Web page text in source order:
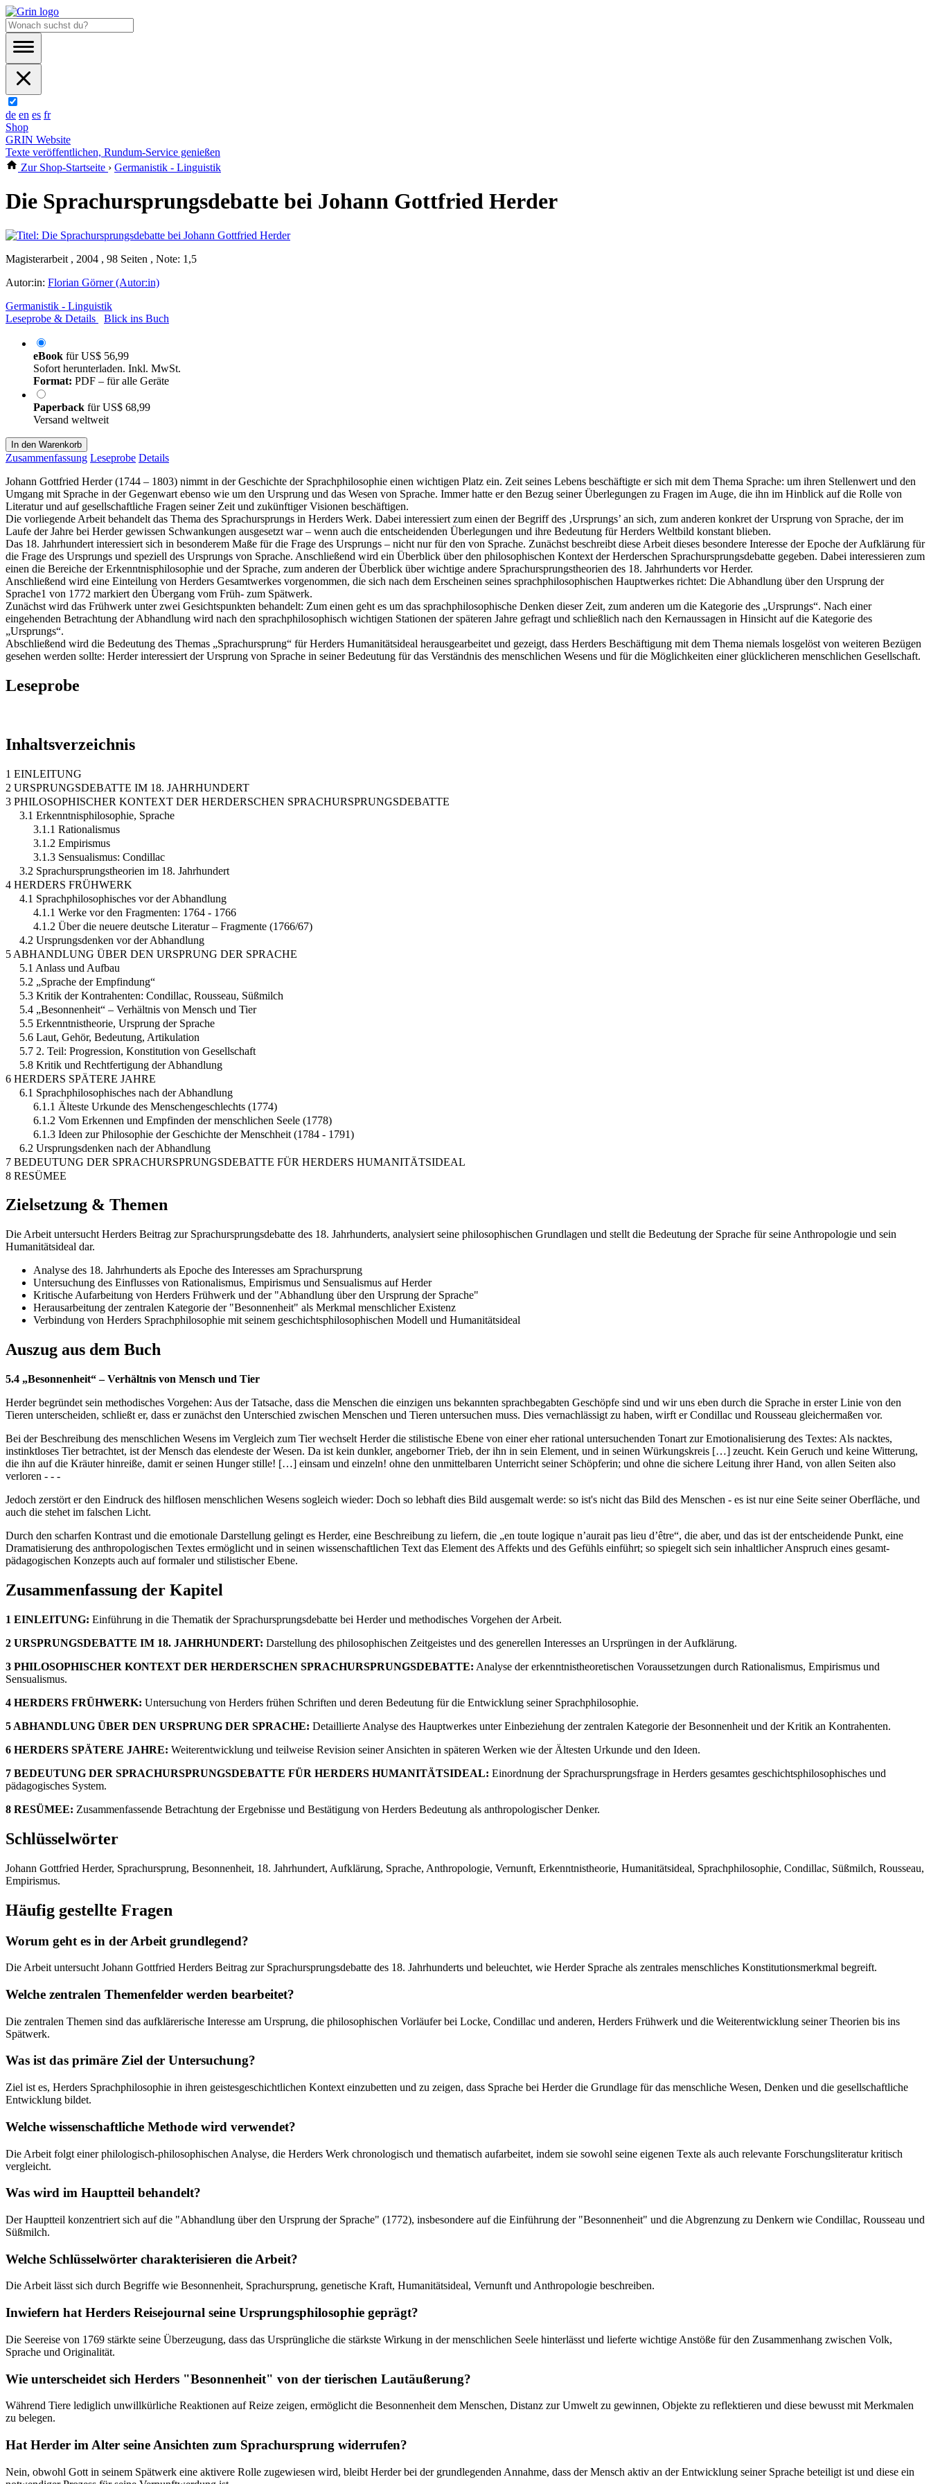
de en es fr
Shop
GRIN Website
Texte veröffentlichen, Rundum-Service genießen
Zur Shop-Startseite › Germanistik - Linguistik
Die Sprachursprungsdebatte bei Johann Gottfried Herder
Magisterarbeit , 2004 , 98 Seiten , Note: 1,5
Autor:in: Florian Görner (Autor:in)
Germanistik - Linguistik
Leseprobe & Details
Blick ins Buch
eBook fürUS$ 56,99
Sofort herunterladen. Inkl. MwSt.
Format: PDF – für alle Geräte
Paperback fürUS$ 68,99
Versand weltweit
In den Warenkorb
Zusammenfassung Leseprobe Details
Johann Gottfried Herder (1744 – 1803) nimmt in der Geschichte der Sprachphilosophie einen wichtigen Platz ein. Zeit seines Lebens beschäftigte er sich mit dem Thema Sprache: um ihren Stellenwert und den
Umgang mit Sprache in der Gegenwart ebenso wie um den Ursprung und das Wesen von Sprache. Immer hatte er den Bezug seiner Überlegungen zu Fragen im Auge, die ihn im Hinblick auf die Rolle von
Literatur und auf gesellschaftliche Fragen seiner Zeit und zukünftiger Visionen beschäftigen.
Die vorliegende Arbeit behandelt das Thema des Sprachursprungs in Herders Werk. Dabei interessiert zum einen der Begriff des ‚Ursprungs’ an sich, zum anderen konkret der Ursprung von Sprache, der im
Laufe der Jahre bei Herder gewissen Schwankungen ausgesetzt war – wenn auch die entscheidenden Überlegungen und ihre Bedeutung für Herders Weltbild konstant blieben.
Das 18. Jahrhundert interessiert sich in besonderem Maße für die Frage des Ursprungs – nicht nur für den von Sprache. Zunächst beschreibt diese Arbeit dieses besondere Interesse der Epoche der Aufklärung für
die Frage des Ursprungs und speziell des Ursprungs von Sprache. Anschließend wird ein Überblick über den philosophischen Kontext der Herderschen Sprachursprungsdebatte gegeben. Dabei interessieren zum
einen die Bereiche der Erkenntnisphilosophie und der Sprache, zum anderen der Überblick über wichtige andere Sprachursprungstheorien des 18. Jahrhunderts vor Herder.
Anschließend wird eine Einteilung von Herders Gesamtwerkes vorgenommen, die sich nach dem Erscheinen seines sprachphilosophischen Hauptwerkes richtet: Die Abhandlung über den Ursprung der
Sprache1 von 1772 markiert den Übergang vom Früh- zum Spätwerk.
Zunächst wird das Frühwerk unter zwei Gesichtspunkten behandelt: Zum einen geht es um das sprachphilosophische Denken dieser Zeit, zum anderen um die Kategorie des „Ursprungs“. Nach einer
eingehenden Betrachtung der Abhandlung wird nach den sprachphilosophisch wichtigen Stationen der späteren Jahre gefragt und schließlich nach den Kernaussagen in Hinsicht auf die Kategorie des
„Ursprungs“.
Abschließend wird die Bedeutung des Themas „Sprachursprung“ für Herders Humanitätsideal herausgearbeitet und gezeigt, dass Herders Beschäftigung mit dem Thema niemals losgelöst von weiteren Bezügen
gesehen werden sollte: Herder interessiert der Ursprung von Sprache in seiner Bedeutung für das Verständnis des menschlichen Wesens und für die Möglichkeiten einer glücklicheren menschlichen Gesellschaft.
Leseprobe
Inhaltsverzeichnis
1 EINLEITUNG
2 URSPRUNGSDEBATTE IM 18. JAHRHUNDERT
3 PHILOSOPHISCHER KONTEXT DER HERDERSCHEN SPRACHURSPRUNGSDEBATTE
3.1 Erkenntnisphilosophie, Sprache
3.1.1 Rationalismus
3.1.2 Empirismus
3.1.3 Sensualismus: Condillac
3.2 Sprachursprungstheorien im 18. Jahrhundert
4 HERDERS FRÜHWERK
4.1 Sprachphilosophisches vor der Abhandlung
4.1.1 Werke vor den Fragmenten: 1764 - 1766
4.1.2 Über die neuere deutsche Literatur – Fragmente (1766/67)
4.2 Ursprungsdenken vor der Abhandlung
5 ABHANDLUNG ÜBER DEN URSPRUNG DER SPRACHE
5.1 Anlass und Aufbau
5.2 „Sprache der Empfindung“
5.3 Kritik der Kontrahenten: Condillac, Rousseau, Süßmilch
5.4 „Besonnenheit“ – Verhältnis von Mensch und Tier
5.5 Erkenntnistheorie, Ursprung der Sprache
5.6 Laut, Gehör, Bedeutung, Artikulation
5.7 2. Teil: Progression, Konstitution von Gesellschaft
5.8 Kritik und Rechtfertigung der Abhandlung
6 HERDERS SPÄTERE JAHRE
6.1 Sprachphilosophisches nach der Abhandlung
6.1.1 Älteste Urkunde des Menschengeschlechts (1774)
6.1.2 Vom Erkennen und Empfinden der menschlichen Seele (1778)
6.1.3 Ideen zur Philosophie der Geschichte der Menschheit (1784 - 1791)
6.2 Ursprungsdenken nach der Abhandlung
7 BEDEUTUNG DER SPRACHURSPRUNGSDEBATTE FÜR HERDERS HUMANITÄTSIDEAL
8 RESÜMEE
Zielsetzung & Themen
Die Arbeit untersucht Herders Beitrag zur Sprachursprungsdebatte des 18. Jahrhunderts, analysiert seine philosophischen Grundlagen und stellt die Bedeutung der Sprache für seine Anthropologie und sein
Humanitätsideal dar.
Analyse des 18. Jahrhunderts als Epoche des Interesses am Sprachursprung
Untersuchung des Einflusses von Rationalismus, Empirismus und Sensualismus auf Herder
Kritische Aufarbeitung von Herders Frühwerk und der "Abhandlung über den Ursprung der Sprache"
Herausarbeitung der zentralen Kategorie der "Besonnenheit" als Merkmal menschlicher Existenz
Verbindung von Herders Sprachphilosophie mit seinem geschichtsphilosophischen Modell und Humanitätsideal
Auszug aus dem Buch
5.4 „Besonnenheit“ – Verhältnis von Mensch und Tier
Herder begründet sein methodisches Vorgehen: Aus der Tatsache, dass die Menschen die einzigen uns bekannten sprachbegabten Geschöpfe sind und wir uns eben durch die Sprache in erster Linie von den
Tieren unterscheiden, schließt er, dass er zunächst den Unterschied zwischen Menschen und Tieren untersuchen muss. Dies vernachlässigt zu haben, wirft er Condillac und Rousseau gleichermaßen vor.
Bei der Beschreibung des menschlichen Wesens im Vergleich zum Tier wechselt Herder die stilistische Ebene von einer eher rational untersuchenden Tonart zur Emotionalisierung des Textes: Als nacktes,
instinktloses Tier betrachtet, ist der Mensch das elendeste der Wesen. Da ist kein dunkler, angeborner Trieb, der ihn in sein Element, und in seinen Würkungskreis […] zeucht. Kein Geruch und keine Witterung,
die ihn auf die Kräuter hinreiße, damit er seinen Hunger stille! […] einsam und einzeln! ohne den unmittelbaren Unterricht seiner Schöpferin; und ohne die sichere Leitung ihrer Hand, von allen Seiten also
verloren - - -
Jedoch zerstört er den Eindruck des hilflosen menschlichen Wesens sogleich wieder: Doch so lebhaft dies Bild ausgemalt werde: so ist's nicht das Bild des Menschen - es ist nur eine Seite seiner Oberfläche, und
auch die stehet im falschen Licht.
Durch den scharfen Kontrast und die emotionale Darstellung gelingt es Herder, eine Beschreibung zu liefern, die „en toute logique n’aurait pas lieu d’être“, die aber, und das ist der entscheidende Punkt, eine
Dramatisierung des anthropologischen Textes ermöglicht und in seinen wissenschaftlichen Text das Element des Affekts und des Gefühls einführt; so spiegelt sich sein inhaltlicher Anspruch eines gesamt-
pädagogischen Konzepts auch auf formaler und stilistischer Ebene.
Zusammenfassung der Kapitel
1 EINLEITUNG: Einführung in die Thematik der Sprachursprungsdebatte bei Herder und methodisches Vorgehen der Arbeit.
2 URSPRUNGSDEBATTE IM 18. JAHRHUNDERT: Darstellung des philosophischen Zeitgeistes und des generellen Interesses an Ursprüngen in der Aufklärung.
3 PHILOSOPHISCHER KONTEXT DER HERDERSCHEN SPRACHURSPRUNGSDEBATTE: Analyse der erkenntnistheoretischen Voraussetzungen durch Rationalismus, Empirismus und
Sensualismus.
4 HERDERS FRÜHWERK: Untersuchung von Herders frühen Schriften und deren Bedeutung für die Entwicklung seiner Sprachphilosophie.
5 ABHANDLUNG ÜBER DEN URSPRUNG DER SPRACHE: Detaillierte Analyse des Hauptwerkes unter Einbeziehung der zentralen Kategorie der Besonnenheit und der Kritik an Kontrahenten.
6 HERDERS SPÄTERE JAHRE: Weiterentwicklung und teilweise Revision seiner Ansichten in späteren Werken wie der Ältesten Urkunde und den Ideen.
7 BEDEUTUNG DER SPRACHURSPRUNGSDEBATTE FÜR HERDERS HUMANITÄTSIDEAL: Einordnung der Sprachursprungsfrage in Herders gesamtes geschichtsphilosophisches und
pädagogisches System.
8 RESÜMEE: Zusammenfassende Betrachtung der Ergebnisse und Bestätigung von Herders Bedeutung als anthropologischer Denker.
Schlüsselwörter
Johann Gottfried Herder, Sprachursprung, Besonnenheit, 18. Jahrhundert, Aufklärung, Sprache, Anthropologie, Vernunft, Erkenntnistheorie, Humanitätsideal, Sprachphilosophie, Condillac, Süßmilch, Rousseau,
Empirismus.
Häufig gestellte Fragen
Worum geht es in der Arbeit grundlegend?
Die Arbeit untersucht Johann Gottfried Herders Beitrag zur Sprachursprungsdebatte des 18. Jahrhunderts und beleuchtet, wie Herder Sprache als zentrales menschliches Konstitutionsmerkmal begreift.
Welche zentralen Themenfelder werden bearbeitet?
Die zentralen Themen sind das aufklärerische Interesse am Ursprung, die philosophischen Vorläufer bei Locke, Condillac und anderen, Herders Frühwerk und die Weiterentwicklung seiner Theorien bis ins
Spätwerk.
Was ist das primäre Ziel der Untersuchung?
Ziel ist es, Herders Sprachphilosophie in ihren geistesgeschichtlichen Kontext einzubetten und zu zeigen, dass Sprache bei Herder die Grundlage für das menschliche Wesen, Denken und die gesellschaftliche
Entwicklung bildet.
Welche wissenschaftliche Methode wird verwendet?
Die Arbeit folgt einer philologisch-philosophischen Analyse, die Herders Werk chronologisch und thematisch aufarbeitet, indem sie sowohl seine eigenen Texte als auch relevante Forschungsliteratur kritisch
vergleicht.
Was wird im Hauptteil behandelt?
Der Hauptteil konzentriert sich auf die "Abhandlung über den Ursprung der Sprache" (1772), insbesondere auf die Einführung der "Besonnenheit" und die Abgrenzung zu Denkern wie Condillac, Rousseau und
Süßmilch.
Welche Schlüsselwörter charakterisieren die Arbeit?
Die Arbeit lässt sich durch Begriffe wie Besonnenheit, Sprachursprung, genetische Kraft, Humanitätsideal, Vernunft und Anthropologie beschreiben.
Inwiefern hat Herders Reisejournal seine Ursprungsphilosophie geprägt?
Die Seereise von 1769 stärkte seine Überzeugung, dass das Ursprüngliche die stärkste Wirkung in der menschlichen Seele hinterlässt und lieferte wichtige Anstöße für den Zusammenhang zwischen Volk,
Sprache und Originalität.
Wie unterscheidet sich Herders "Besonnenheit" von der tierischen Lautäußerung?
Während Tiere lediglich unwillkürliche Reaktionen auf Reize zeigen, ermöglicht die Besonnenheit dem Menschen, Distanz zur Umwelt zu gewinnen, Objekte zu reflektieren und diese bewusst mit Merkmalen
zu belegen.
Hat Herder im Alter seine Ansichten zum Sprachursprung widerrufen?
Nein, obwohl Gott in seinem Spätwerk eine aktivere Rolle zugewiesen wird, bleibt Herder bei der grundlegenden Annahme, dass der Mensch aktiv an der Entwicklung seiner Sprache beteiligt ist und diese ein